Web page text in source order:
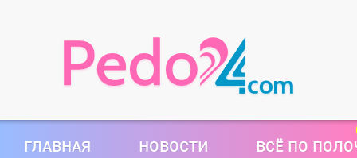
ГЛАВНАЯ НОВОСТИ ВСЁ ПО